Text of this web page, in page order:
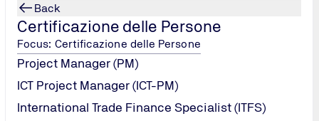
Back
Certificazione delle Persone
Focus: Certificazione delle Persone
Project Manager (PM)
ICT Project Manager (ICT-PM)
International Trade Finance Specialist (ITFS)
pertinenti e azioni volte ad affrontarli;